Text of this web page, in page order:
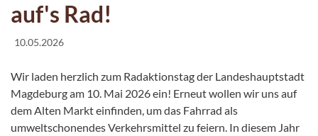
auf's Rad!
10.05.2026
Wir laden herzlich zum Radaktionstag der Landeshauptstadt
Magdeburg am 10. Mai 2026 ein! Erneut wollen wir uns auf
dem Alten Markt einfinden, um das Fahrrad als
umweltschonendes Verkehrsmittel zu feiern. In diesem Jahr